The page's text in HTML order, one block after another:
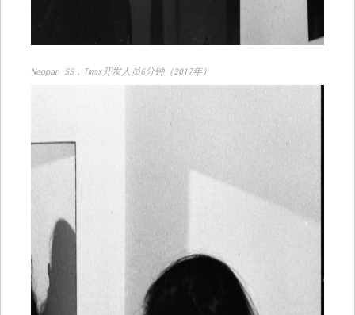
Neopan SS，Tmax开发人员6分钟（2017年）